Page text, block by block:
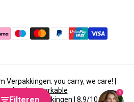
Filteren
Verpakkingen: you carry, we care! |
realisatieemarkable
Rotim Verpakkingen | 8,9/10 (3437
1